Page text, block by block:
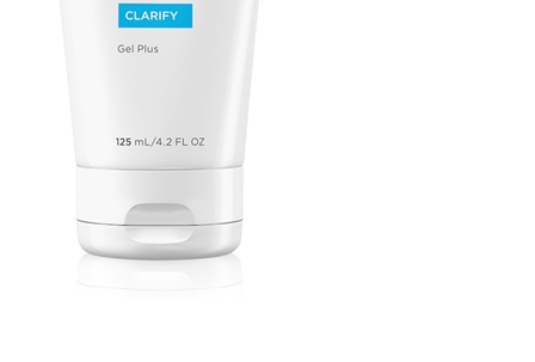
Оставить отзыв
Сотрудничество